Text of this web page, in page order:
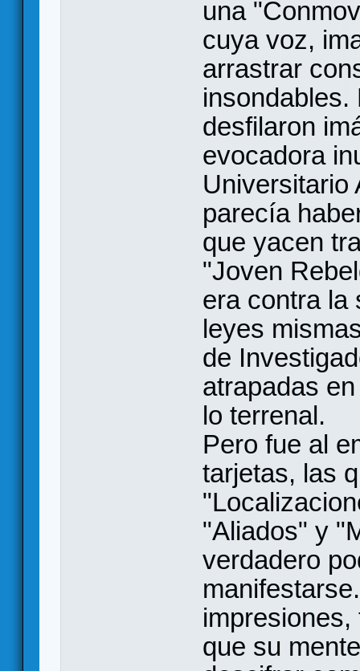
una
cuya voz,
arrastrar
insondables.
desfilaron
evocadora
Universitario
parecía
que yacen
"Joven
era contra la
leyes
de
atrapadas
lo terrenal.
Pero fue al
tarjetas, las
"Aliados" y
verdadero
que su